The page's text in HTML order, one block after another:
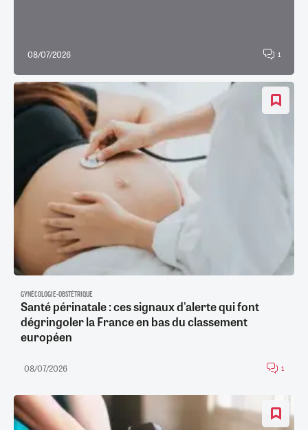
08/07/2026 1
GYNÉCOLOGIE-OBSTÉTRIQUE
Santé périnatale : ces signaux d'alerte qui font
dégringoler la France en bas du classement
européen
08/07/2026 1